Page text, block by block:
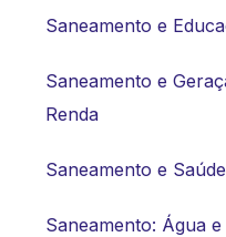
Saneamento e
Saneamento e
Renda
Saneamento e Saúde
Saneamento: Água e